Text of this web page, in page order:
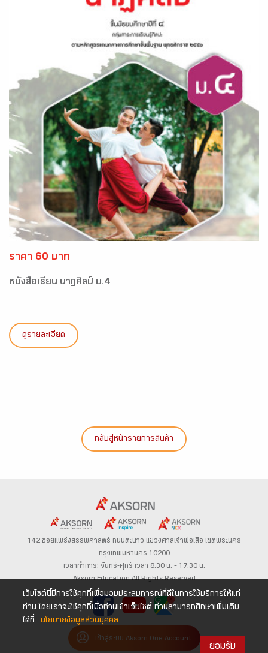
ราคา 60 บาท
หนังสือเรียน นาฏศิลป์ ม.4
ดูรายละเอียด
กลับสู่หน้ารายการสินค้า
142 ซอยแพร่งสรรพศาสตร์ ถนนตะนาว แขวงศาลเจ้าพ่อเสือ เขตพระนคร
กรุงเทพมหานคร 10200
เวลาทำการ: จันทร์-ศุกร์ เวลา 8.30 น. – 17.30 น.
Aksorn Education All Rights Reserved
เข้าสู่ระบบ Aksorn One Account
เว็บไซต์นี้มีการใช้คุกกี้เพื่อมอบประสบการณ์ที่ดีในการใช้บริการให้แก่
ท่าน โดยเราจะใช้คุกกี้เมื่อท่านเข้าเว็บไซต์ ท่านสามารถศึกษาเพิ่มเติม
ได้ที่
นโยบายข้อมูลส่วนบุคคล
ยอมรับ